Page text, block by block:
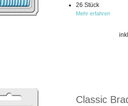
26 Stück
Mehr erfahren
Classic